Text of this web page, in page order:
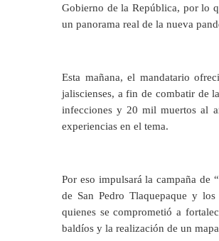
Gobierno de la República, por lo
un panorama real de la nueva
Esta mañana, el mandatario
jaliscienses, a fin de combatir de
infecciones y 20 mil muertos al
experiencias en el tema.
Por eso impulsará la campaña de
de San Pedro Tlaquepaque y
quienes se comprometió a
baldíos y la realización de un